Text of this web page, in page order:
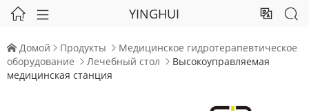
  YINGHUI  
 Домой  Продукты  Медицинское гидротерапевтическое
оборудование
 Лечебный стол  Высокоуправляемая
медицинская станция